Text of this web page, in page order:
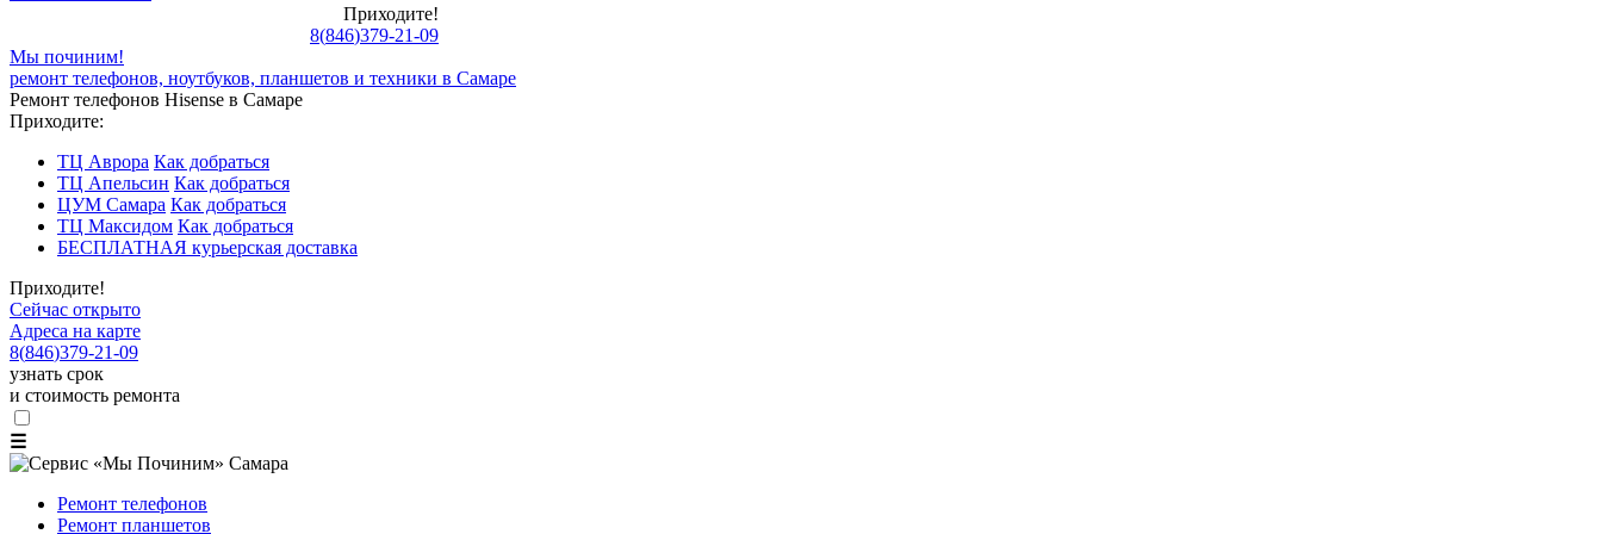
Приходите!
8(846)379-21-09
Мы починим!
ремонт телефонов, ноутбуков, планшетов и техники в Самаре
Ремонт телефонов Hisense в Самаре
Приходите:
ТЦ Аврора Как добраться
ТЦ Апельсин Как добраться
ЦУМ Самара Как добраться
ТЦ Максидом Как добраться
БЕСПЛАТНАЯ курьерская доставка
Приходите!
Сейчас открыто
Адреса на карте
8(846)379-21-09
узнать срок
и стоимость ремонта
☰
Ремонт телефонов
Ремонт планшетов